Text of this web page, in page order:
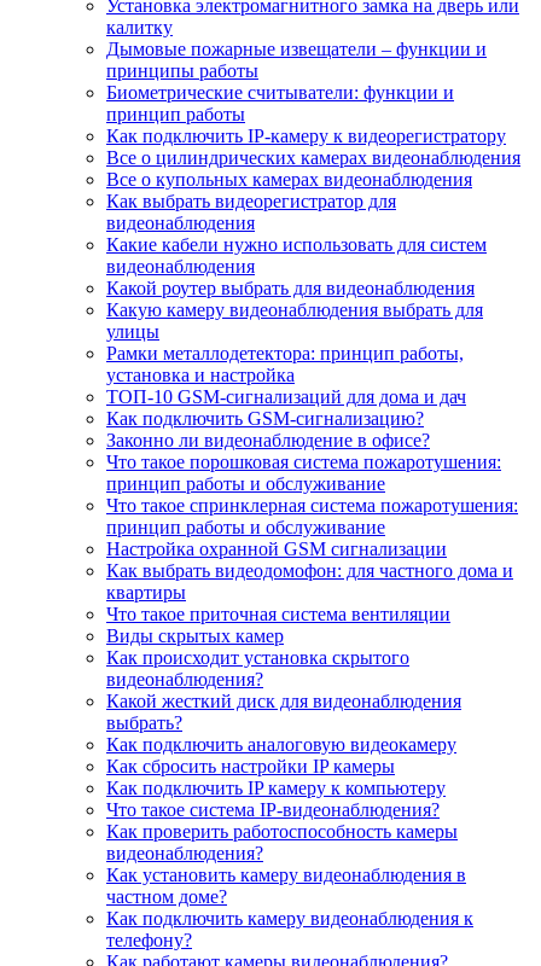
Установка электромагнитного замка на дверь или
калитку
Дымовые пожарные извещатели – функции и
принципы работы
Биометрические считыватели: функции и
принцип работы
Как подключить IP-камеру к видеорегистратору
Все о цилиндрических камерах видеонаблюдения
Все о купольных камерах видеонаблюдения
Как выбрать видеорегистратор для
видеонаблюдения
Какие кабели нужно использовать для систем
видеонаблюдения
Какой роутер выбрать для видеонаблюдения
Какую камеру видеонаблюдения выбрать для
улицы
Рамки металлодетектора: принцип работы,
установка и настройка
ТОП-10 GSM-сигнализаций для дома и дач
Как подключить GSM-сигнализацию?
Законно ли видеонаблюдение в офисе?
Что такое порошковая система пожаротушения:
принцип работы и обслуживание
Что такое спринклерная система пожаротушения:
принцип работы и обслуживание
Настройка охранной GSM сигнализации
Как выбрать видеодомофон: для частного дома и
квартиры
Что такое приточная система вентиляции
Виды скрытых камер
Как происходит установка скрытого
видеонаблюдения?
Какой жесткий диск для видеонаблюдения
выбрать?
Как подключить аналоговую видеокамеру
Как сбросить настройки IP камеры
Как подключить IP камеру к компьютеру
Что такое система IP-видеонаблюдения?
Как проверить работоспособность камеры
видеонаблюдения?
Как установить камеру видеонаблюдения в
частном доме?
Как подключить камеру видеонаблюдения к
телефону?
Как работают камеры видеонаблюдения?